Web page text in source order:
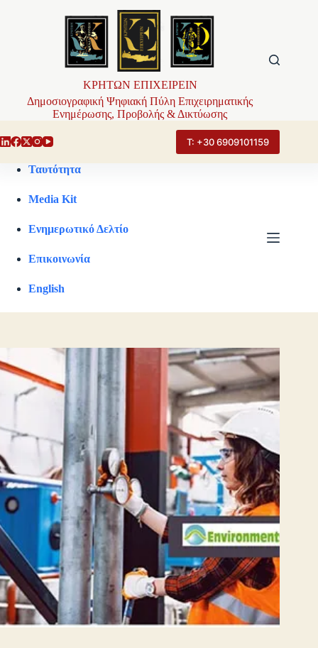
ΚΡΗΤΩΝ ΕΠΙΧΕΙΡΕΙΝ
Δημοσιογραφική Ψηφιακή Πύλη Επιχειρηματικής
Ενημέρωσης, Προβολής & Δικτύωσης
Τ: +30 6909101159
Ταυτότητα
Media Kit
Ενημερωτικό Δελτίο
Επικοινωνία
English